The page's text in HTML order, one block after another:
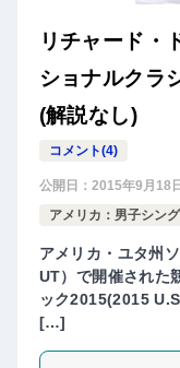
リチャード
ショナルク
(解説なし)
コメント(4)
公開日： 2015年9月18日
アメリカ：男子シン
アメリカ・ユタ州
UT）で開催された
ック2015(2015
[…]